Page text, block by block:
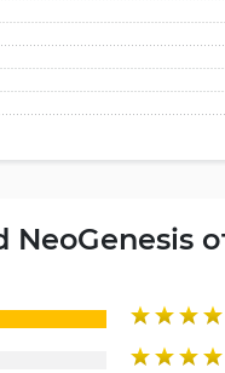
NeoGenesis